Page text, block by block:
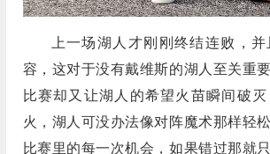
上一场湖人才刚刚终结连败，
容，这对于没有戴维斯的湖人至关重
比赛却又让湖人的希望火苗瞬间破
火，湖人可没办法像对阵魔术那样轻
比赛里的每一次机会，如果错过那就